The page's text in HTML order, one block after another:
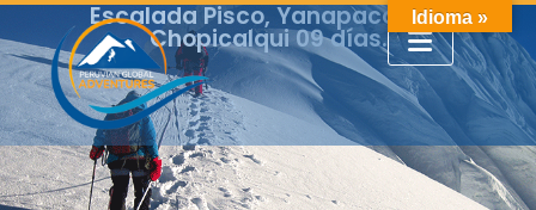
Escalada Pisco, Yanapaccha y
Chopicalqui 09 días.
Idioma »